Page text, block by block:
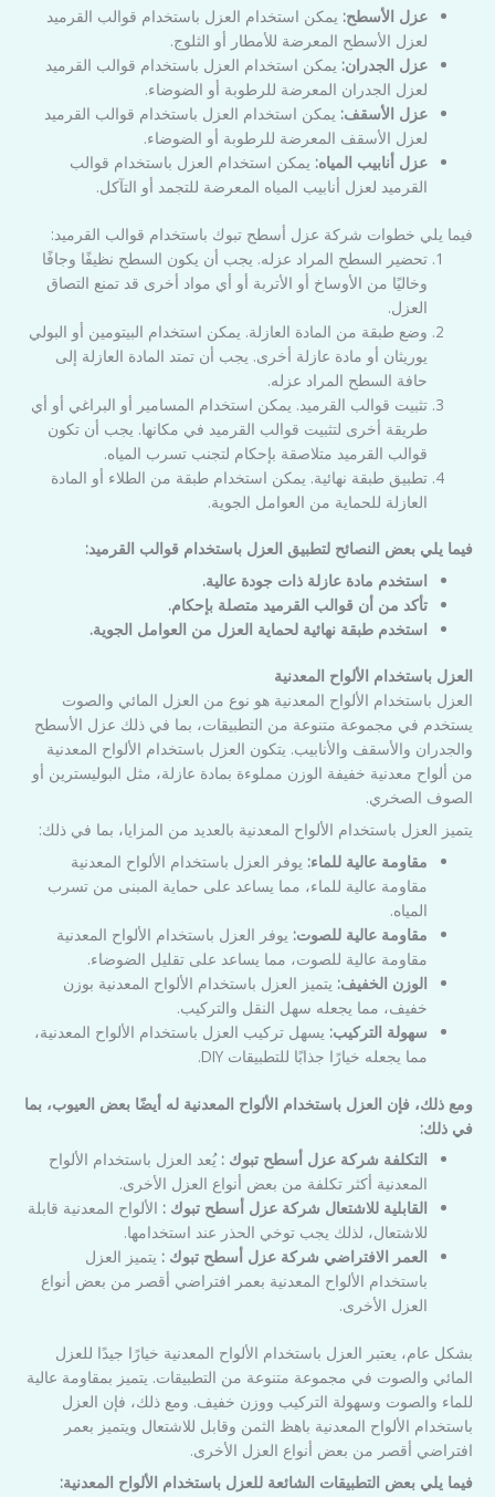
عزل الأسطح: يمكن استخدام العزل باستخدام قوالب القرميد
لعزل الأسطح المعرضة للأمطار أو الثلوج.
عزل الجدران: يمكن استخدام العزل باستخدام قوالب القرميد
لعزل الجدران المعرضة للرطوبة أو الضوضاء.
عزل الأسقف: يمكن استخدام العزل باستخدام قوالب القرميد
لعزل الأسقف المعرضة للرطوبة أو الضوضاء.
عزل أنابيب المياه: يمكن استخدام العزل باستخدام قوالب
القرميد لعزل أنابيب المياه المعرضة للتجمد أو التآكل.
فيما يلي خطوات شركة عزل أسطح تبوك باستخدام قوالب القرميد:
تحضير السطح المراد عزله. يجب أن يكون السطح نظيفًا وجافًا
وخاليًا من الأوساخ أو الأتربة أو أي مواد أخرى قد تمنع التصاق
العزل.
وضع طبقة من المادة العازلة. يمكن استخدام البيتومين أو البولي
يوريثان أو مادة عازلة أخرى. يجب أن تمتد المادة العازلة إلى
حافة السطح المراد عزله.
تثبيت قوالب القرميد. يمكن استخدام المسامير أو البراغي أو أي
طريقة أخرى لتثبيت قوالب القرميد في مكانها. يجب أن تكون
قوالب القرميد متلاصقة بإحكام لتجنب تسرب المياه.
تطبيق طبقة نهائية. يمكن استخدام طبقة من الطلاء أو المادة
العازلة للحماية من العوامل الجوية.
فيما يلي بعض النصائح لتطبيق العزل باستخدام قوالب القرميد:
استخدم مادة عازلة ذات جودة عالية.
تأكد من أن قوالب القرميد متصلة بإحكام.
استخدم طبقة نهائية لحماية العزل من العوامل الجوية.
العزل باستخدام الألواح المعدنية
العزل باستخدام الألواح المعدنية هو نوع من العزل المائي والصوت
يستخدم في مجموعة متنوعة من التطبيقات، بما في ذلك عزل الأسطح
والجدران والأسقف والأنابيب. يتكون العزل باستخدام الألواح المعدنية
من ألواح معدنية خفيفة الوزن مملوءة بمادة عازلة، مثل البوليسترين أو
الصوف الصخري.
يتميز العزل باستخدام الألواح المعدنية بالعديد من المزايا، بما في ذلك:
مقاومة عالية للماء: يوفر العزل باستخدام الألواح المعدنية
مقاومة عالية للماء، مما يساعد على حماية المبنى من تسرب
المياه.
مقاومة عالية للصوت: يوفر العزل باستخدام الألواح المعدنية
مقاومة عالية للصوت، مما يساعد على تقليل الضوضاء.
الوزن الخفيف: يتميز العزل باستخدام الألواح المعدنية بوزن
خفيف، مما يجعله سهل النقل والتركيب.
سهولة التركيب: يسهل تركيب العزل باستخدام الألواح المعدنية،
مما يجعله خيارًا جذابًا للتطبيقات DIY.
ومع ذلك، فإن العزل باستخدام الألواح المعدنية له أيضًا بعض العيوب، بما
في ذلك:
التكلفة شركة عزل أسطح تبوك : يُعد العزل باستخدام الألواح
المعدنية أكثر تكلفة من بعض أنواع العزل الأخرى.
القابلية للاشتعال شركة عزل أسطح تبوك : الألواح المعدنية قابلة
للاشتعال، لذلك يجب توخي الحذر عند استخدامها.
العمر الافتراضي شركة عزل أسطح تبوك : يتميز العزل
باستخدام الألواح المعدنية بعمر افتراضي أقصر من بعض أنواع
العزل الأخرى.
بشكل عام، يعتبر العزل باستخدام الألواح المعدنية خيارًا جيدًا للعزل
المائي والصوت في مجموعة متنوعة من التطبيقات. يتميز بمقاومة عالية
للماء والصوت وسهولة التركيب ووزن خفيف. ومع ذلك، فإن العزل
باستخدام الألواح المعدنية باهظ الثمن وقابل للاشتعال ويتميز بعمر
افتراضي أقصر من بعض أنواع العزل الأخرى.
فيما يلي بعض التطبيقات الشائعة للعزل باستخدام الألواح المعدنية: